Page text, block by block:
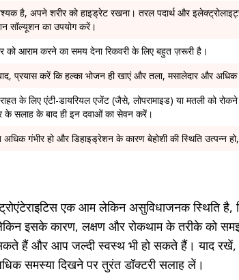
है, अपने शरीर को हाइड्रेट रखना। तरल पदार्थ और
सॉल्यूशन का उपयोग करें।
को आराम करने का समय देना रिकवरी के लिए बहुत ज़रूरी है।
प्रयास करें कि हल्का भोजन ही खाएं और तला, मसालेदार और
के लिए एंटी-डायरियल एजेंट (जैसे, लोपरामाइड) या मतली को
के सलाह के बाद ही इन दवाओं का सेवन करें।
अधिक गंभीर हो और डिहाइड्रेशन के कारण बेहोशी की स्थिति उत्पन्न
एक आम लेकिन असुविधाजनक स्थिति है,
इसके कारण, लक्षण और रोकथाम के तरीके को
हैं और आप जल्दी स्वस्थ भी हो सकते हैं। याद रखें,
समस्या दिखने पर तुरंत डॉक्टरी सलाह लें।